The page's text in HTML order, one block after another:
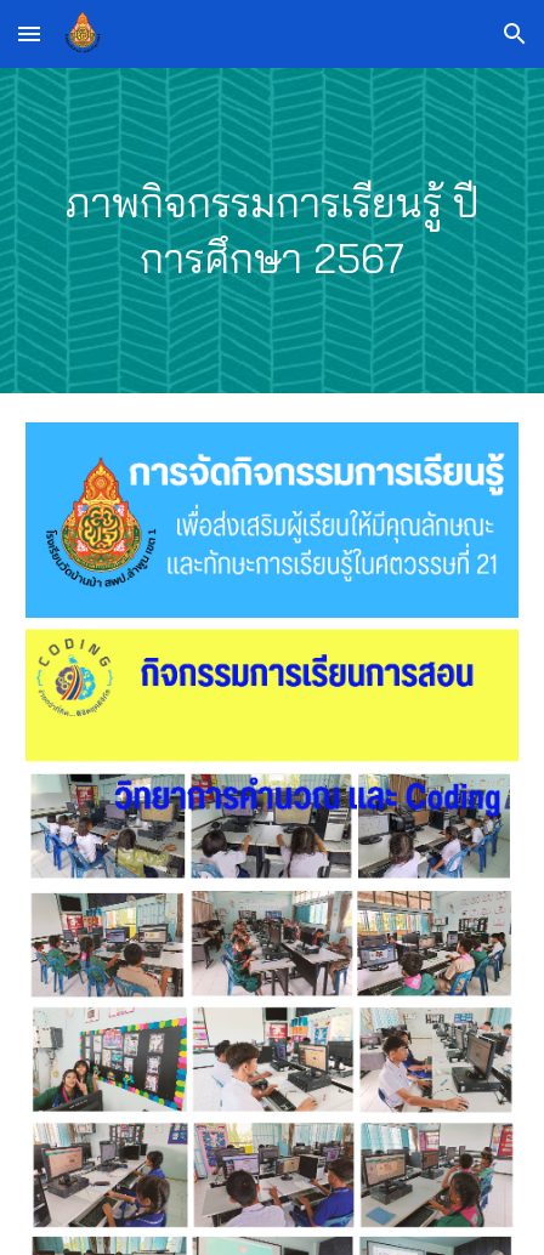
Skip to main content Skip to navigation
ภาพกิจกรรมการเรียนรู้ ปี
การศึกษา 2567